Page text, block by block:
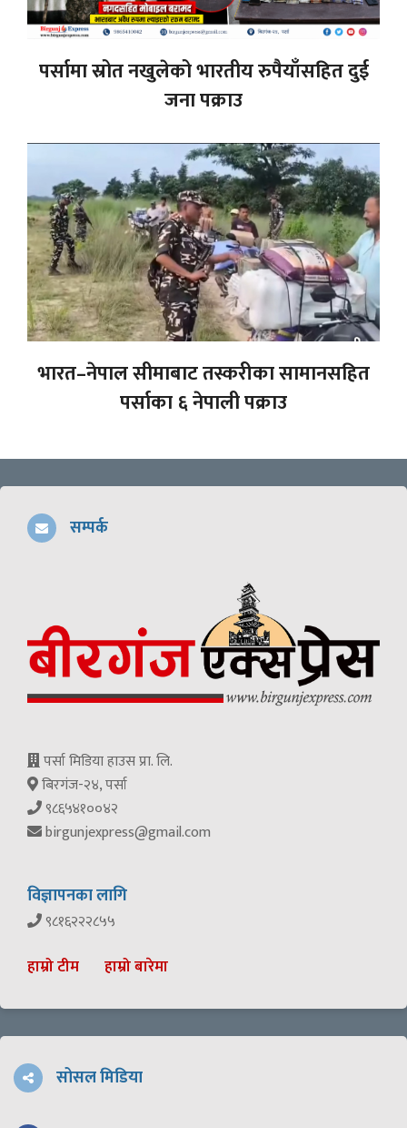
पर्सामा स्रोत नखुलेको भारतीय रुपैयाँसहित दुई
जना पक्राउ
भारत–नेपाल सीमाबाट तस्करीका सामानसहित
पर्साका ६ नेपाली पक्राउ
सम्पर्क
पर्सा मिडिया हाउस प्रा. लि.
बिरगंज-२४, पर्सा
९८६५४१००४२
birgunjexpress@gmail.com
विज्ञापनका लागि
९८१६२२२८५५
हाम्रो टीम हाम्रो बारेमा
सोसल मिडिया